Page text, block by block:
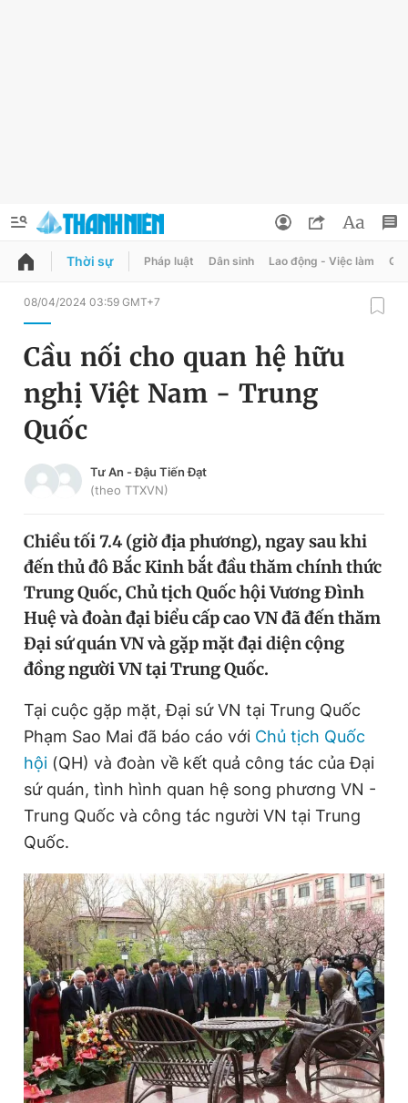
QUẢNG CÁO
Chuyên mục
Chuyên mục khác
Chào ngày mới Tin 24h
Tin thị trường
Video Magazine
Sản phẩm khác
Thông tin tòa soạn Liên hệ quảng cáo
Đọc Thanh Niên trên điện thoại
Theo dõi báo trên
Hotline
0906 645 777
Liên hệ quảng cáo
0908 780 404
Đổi mật khẩu
Tin đã lưu
Đăng xuất
Thời sự Pháp luật Dân sinh Lao động - Việc làm
08/04/2024 03:59 GMT+7
Cầu nối cho quan hệ hữu
nghị Việt Nam - Trung
Quốc
Tư An - Đậu Tiến Đạt
(theo TTXVN)
Chiều tối 7.4 (giờ địa phương), ngay sau khi
đến thủ đô Bắc Kinh bắt đầu thăm chính thức
Trung Quốc, Chủ tịch Quốc hội Vương Đình
Huệ và đoàn đại biểu cấp cao VN đã đến thăm
Đại sứ quán VN và gặp mặt đại diện cộng
đồng người VN tại Trung Quốc.
Tại cuộc gặp mặt, Đại sứ VN tại Trung Quốc
Phạm Sao Mai đã báo cáo với Chủ tịch Quốc
hội (QH) và đoàn về kết quả công tác của Đại
sứ quán, tình hình quan hệ song phương VN -
Trung Quốc và công tác người VN tại Trung
Quốc.